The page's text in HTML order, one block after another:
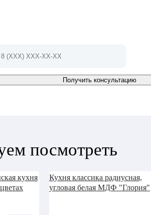
Получить консультацию
посмотреть
кухня
Кухня классика радиусная,
угловая белая МДФ "Глория"